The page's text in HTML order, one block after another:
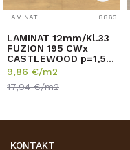
LAMINAT 8863
LAMINAT 12mm/Kl.33
FUZION 195 CWx
CASTLEWOOD p=1,51
m2
9,86 €/m2
17,94€/m2
KONTAKT